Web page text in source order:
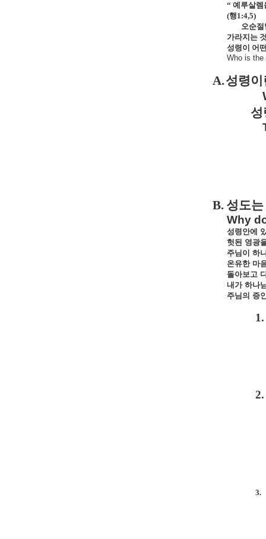
“ 예루살렘
(행1:4,5)
오순
가라지는
성령이 어
Who is the
A.성령이
성
B. 성도
Why
성령안에
헛된 영광
주님이 하
온유한 마
돌아보고
내가 하나
주님의 증
1.
2.
3.